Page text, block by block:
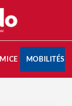
MICE MOBILITÉS